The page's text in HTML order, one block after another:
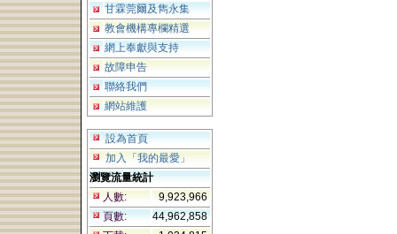
甘霖莞爾及雋永集
教會機構專欄精選
網上奉獻與支持
故障申告
聯絡我們
網站維護
設為首頁
加入「我的最愛」
瀏覽流量統計
人數:
9,923,966
頁數:
44,962,858